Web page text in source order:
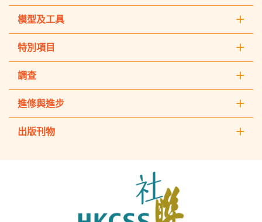
模型及工具
特別項目
調查
進修與進步
出版刊物
Council